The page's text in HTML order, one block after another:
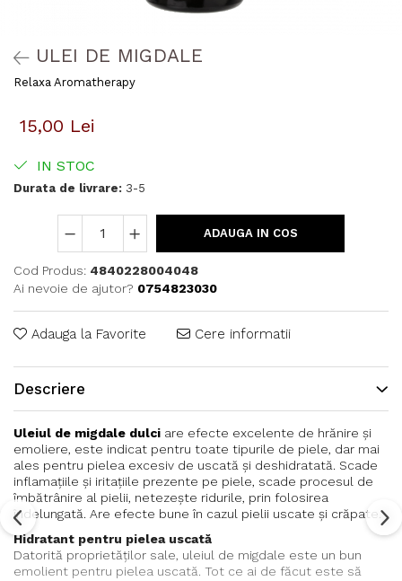
ULEI DE MIGDALE
Relaxa Aromatherapy
15,00 Lei
IN STOC
Durata de livrare: 3-5
ADAUGA IN COS
Cod Produs: 4840228004048
Ai nevoie de ajutor? 0754823030
Adauga la Favorite Cere informatii
Descriere
Uleiul de migdale dulci are efecte excelente de hrănire şi
emoliere, este indicat pentru toate tipurile de piele, dar mai
ales pentru pielea excesiv de uscată şi deshidratată. Scade
inflamaţiile şi iritaţiile prezente pe piele, scade procesul de
îmbătrânire al pielii, netezeşte ridurile, prin folosirea
îndelungată. Are efecte bune în cazul pielii uscate şi crăpate.
Hidratant pentru pielea uscată
Datorită proprietăţilor sale, uleiul de migdale este un bun
emolient pentru pielea uscată. Tot ce ai de făcut este să